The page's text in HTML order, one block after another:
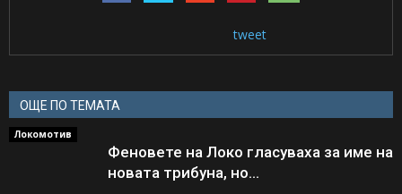
tweet
ОЩЕ ПО ТЕМАТА
Локомотив
Феновете на Локо гласуваха за име на
новата трибуна, но…